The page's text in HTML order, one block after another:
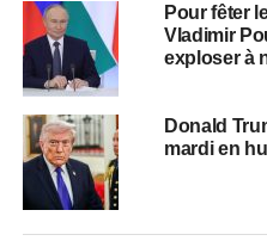
Pour fêter
Vladimir
exploser à
Donald
mardi en